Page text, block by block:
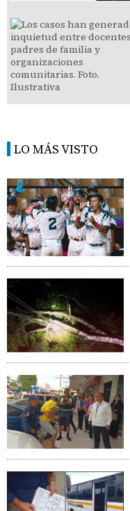
LO MÁS VISTO